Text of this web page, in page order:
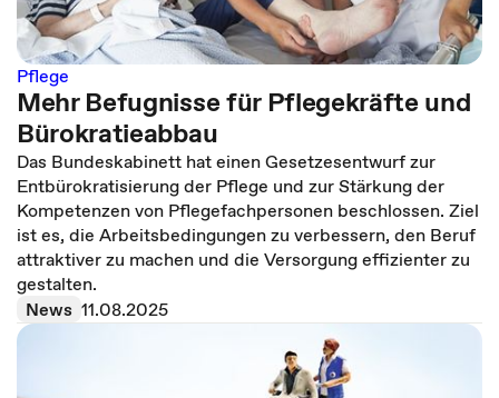
Pflege
Mehr Befugnisse für Pflegekräfte und
Bürokratieabbau
Das Bundeskabinett hat einen Gesetzesentwurf zur
Entbürokratisierung der Pflege und zur Stärkung der
Kompetenzen von Pflegefachpersonen beschlossen. Ziel
ist es, die Arbeitsbedingungen zu verbessern, den Beruf
attraktiver zu machen und die Versorgung effizienter zu
gestalten.
News 11.08.2025